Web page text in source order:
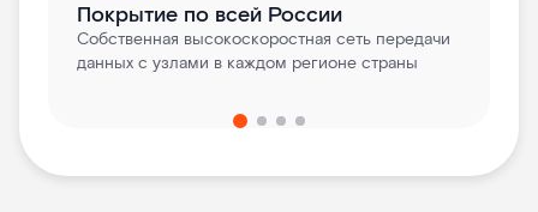
Покрытие по всей России
Собственная высокоскоростная сеть передачи
данных с узлами в каждом регионе страны